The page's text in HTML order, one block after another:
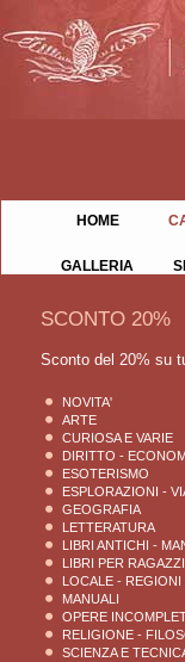
HOME
GALLERIA
SCONTO 20%
Sconto del 20% su
NOVITA'
ARTE
CURIOSA E VARIE
DIRITTO -
ESOTERISMO
ESPLORAZIONI -
GEOGRAFIA
LETTERATURA
LIBRI ANTICHI -
LIBRI PER RAGAZZI
LOCALE - REGIONI
MANUALI
OPERE
RELIGIONE -
SCIENZA E